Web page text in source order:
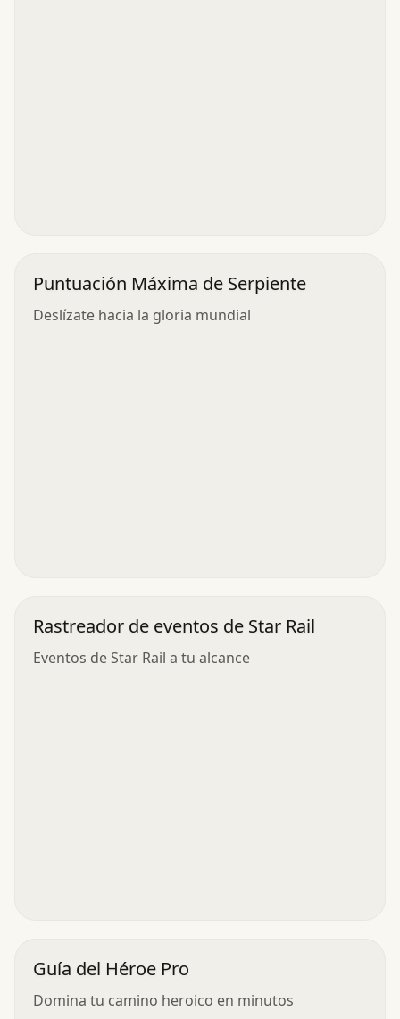
Puntuación Máxima de Serpiente
Deslízate hacia la gloria mundial
Rastreador de eventos de Star Rail
Eventos de Star Rail a tu alcance
Guía del Héroe Pro
Domina tu camino heroico en minutos